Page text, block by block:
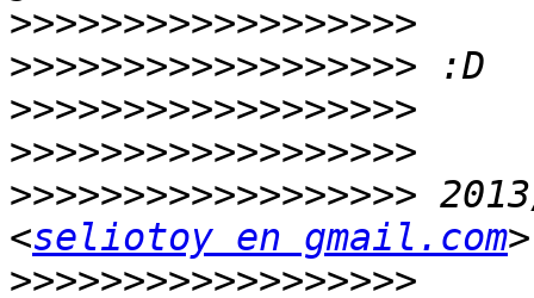
>>>>>>>>>>>>>>>>>>
>>>>>>>>>>>>>>>>>>
>>>>>>>>>>>>>>>>>>
>>>>>>>>>>>>>>>>>>
>>>>>>>>>>>>>>>>>>
<seliotoy en gmail.com
>>>>>>>>>>>>>>>>>>